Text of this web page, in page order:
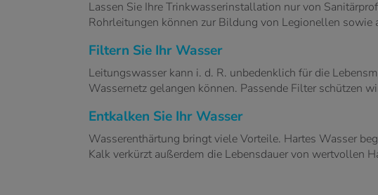
Lassen Sie Ihre Trinkwasserinstallation nur von
Rohrleitungen können zur Bildung von Legionellen sowie
Filtern Sie Ihr Wasser
Leitungswasser kann i. d. R. unbedenklich für die
Wassernetz gelangen können. Passende Filter schützen
Entkalken Sie Ihr Wasser
Wasserenthärtung bringt viele Vorteile. Hartes Wasser
Kalk verkürzt außerdem die Lebensdauer von wertvollen